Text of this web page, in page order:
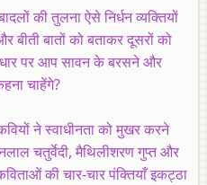
की तुलना ऐसे निर्धन व्यक्तियों
बातों को बताकर दूसरों को
पर आप सावन के बरसने और
चाहेंगे?
ने स्वाधीनता को मुखर करने
चतुर्वेदी, मैथिलीशरण गुप्त और
की चार-चार पंक्तियाँ इकट्ठा